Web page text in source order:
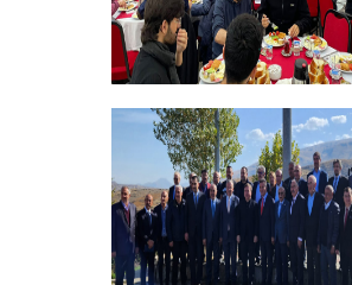
Bursiyer Tanışma Toplantısı
+